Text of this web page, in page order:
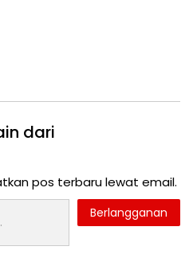
dari
pos terbaru lewat email.
Berlangganan